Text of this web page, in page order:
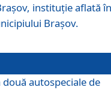
instituție aflată în
Brașov.
autospeciale de